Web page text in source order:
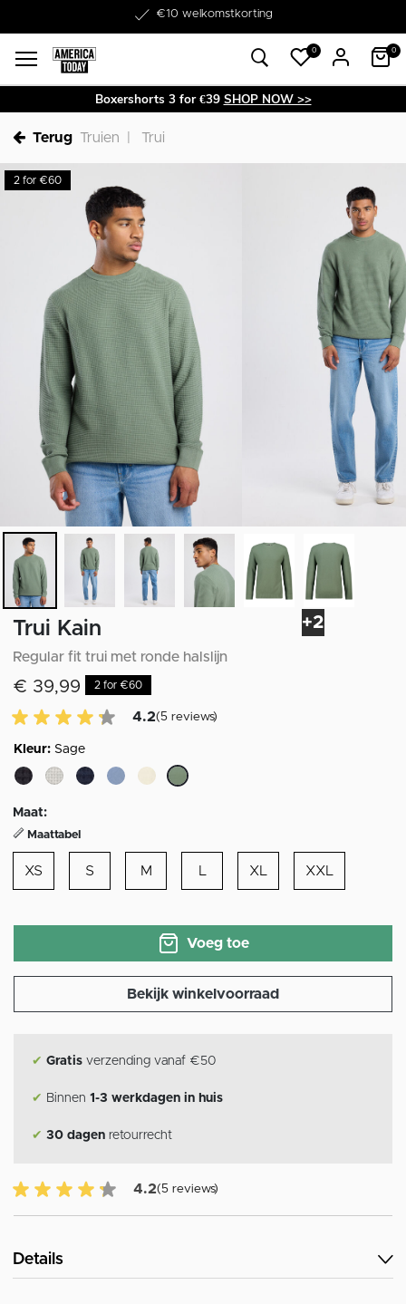
€10 welkomstkorting
Word lid van onze Member Club!
0 0
Boxershorts 3 for €39 SHOP NOW >>
Terug Truien Trui
+2
2 for €60
Trui Kain
Regular fit trui met ronde halslijn
€ 39,99 2 for €60
4.2 van 5 Klantenbeoordeling
4.2(5 reviews)
Kleur: Sage
Maat:
Maattabel
XS S M XL XXL
Voeg toe
Bekijk winkelvoorraad
✔ Gratis verzending vanaf €50
✔ Binnen 1-3 werkdagen in huis
✔ 30 dagen retourrecht
4.2 van 5 Klantenbeoordeling
4.2(5 reviews)
Details